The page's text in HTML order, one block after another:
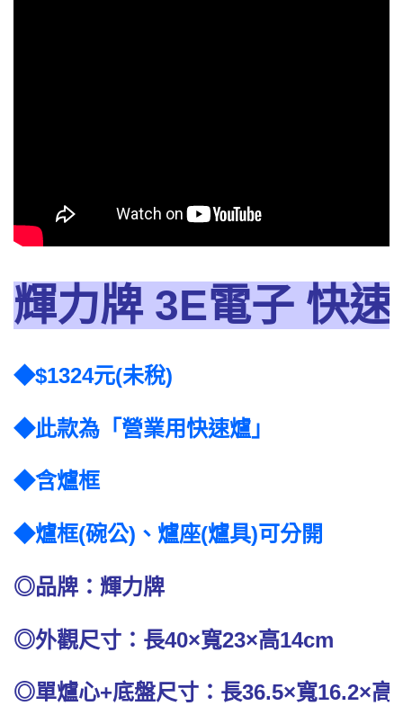
輝力牌 3E電子 快
◆$1324元(未稅)
◆此款為「營業用快速爐」
◆含爐框
◆爐框(碗公)、爐座(爐具)可分開
◎品牌：輝力牌
◎外觀尺寸：長40×寬23×高14cm
◎單爐心+底盤尺寸：長36.5×寬16.2×高